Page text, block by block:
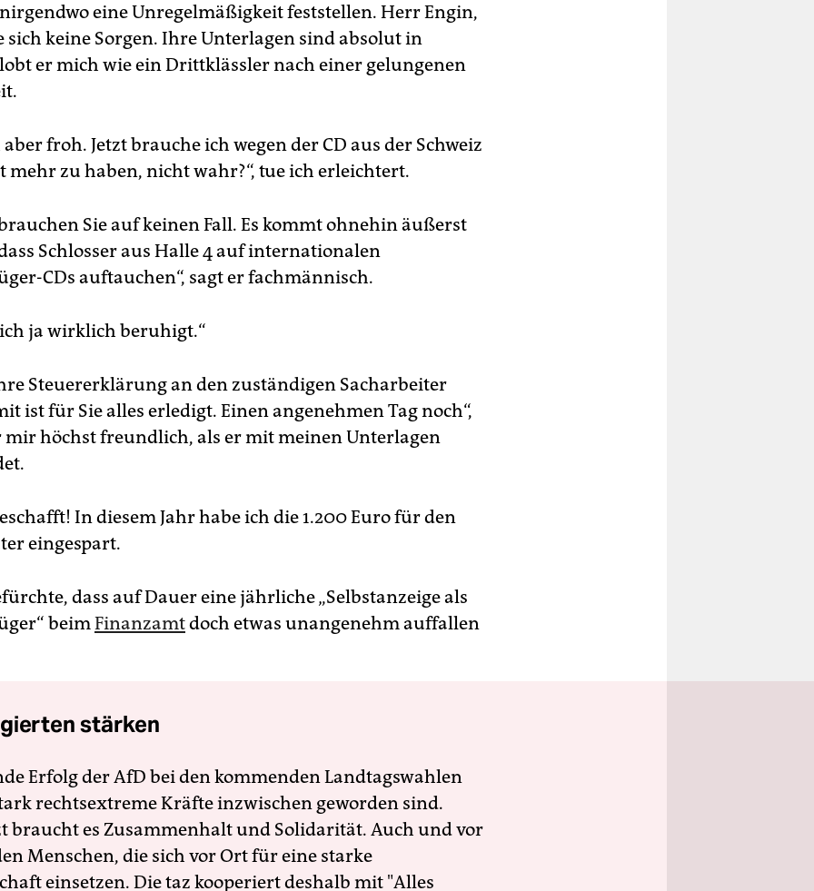
eine Unregelmäßigkeit feststellen. Herr Engin,
sich keine Sorgen. Ihre Unterlagen sind absolut in
er mich wie ein Drittklässler nach einer gelungenen
froh. Jetzt brauche ich wegen der CD aus der Schweiz
mehr zu haben, nicht wahr?“, tue ich erleichtert.
Sie auf keinen Fall. Es kommt ohnehin äußerst
Schlosser aus Halle 4 auf internationalen
CDs auftauchen“, sagt er fachmännisch.
ja wirklich beruhigt.“
Steuererklärung an den zuständigen Sacharbeiter
ist für Sie alles erledigt. Einen angenehmen Tag noch“,
mir höchst freundlich, als er mit meinen Unterlagen
In diesem Jahr habe ich die 1.200 Euro für den
eingespart.
dass auf Dauer eine jährliche „Selbstanzeige als
beimFinanzamtdoch etwas unangenehm auffallen
stärken
Erfolg der AfD bei den kommenden Landtagswahlen
rechtsextreme Kräfte inzwischen geworden sind.
braucht es Zusammenhalt und Solidarität. Auch und vor
Menschen, die sich vor Ort für eine starke
einsetzen. Die taz kooperiert deshalb mit "Alles